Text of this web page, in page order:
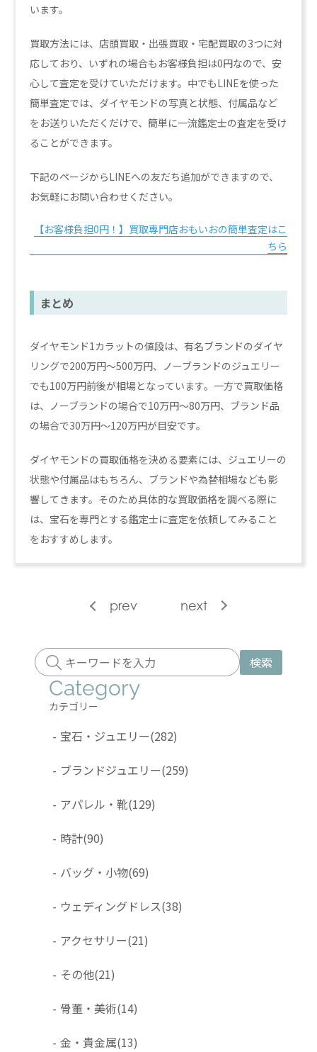
います。
買取方法には、店頭買取・出張買取・宅配買取の3つに対
応しており、いずれの場合もお客様負担は0円なので、安
心して査定を受けていただけます。中でもLINEを使った
簡単査定では、ダイヤモンドの写真と状態、付属品など
をお送りいただくだけで、簡単に一流鑑定士の査定を受け
ることができます。
下記のページからLINEへの友だち追加ができますので、
お気軽にお問い合わせください。
【お客様負担0円！】買取専門店おもいおの簡単査定はこ
ちら
まとめ
ダイヤモンド1カラットの値段は、有名ブランドのダイヤ
リングで200万円〜500万円、ノーブランドのジュエリー
でも100万円前後が相場となっています。一方で買取価格
は、ノーブランドの場合で10万円〜80万円、ブランド品
の場合で30万円〜120万円が目安です。
ダイヤモンドの買取価格を決める要素には、ジュエリーの
状態や付属品はもちろん、ブランドや為替相場なども影
響してきます。そのため具体的な買取価格を調べる際に
は、宝石を専門とする鑑定士に査定を依頼してみること
をおすすめします。
prev next
検索
Category
カテゴリー
- 宝石・ジュエリー(282)
- ブランドジュエリー(259)
- アパレル・靴(129)
- 時計(90)
- バッグ・小物(69)
- ウェディングドレス(38)
- アクセサリー(21)
- その他(21)
- 骨董・美術(14)
- 金・貴金属(13)